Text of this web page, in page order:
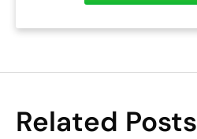
Related Posts